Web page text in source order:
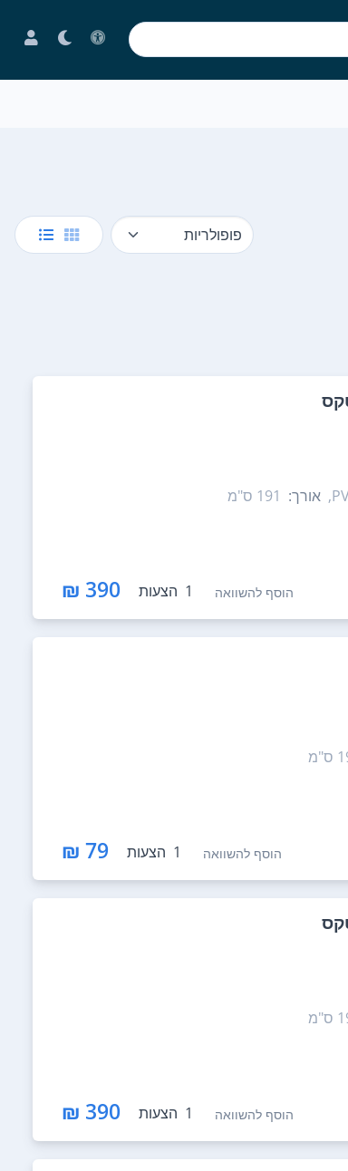
אורך: 191‏ ס"מ
הוסף להשוואה 1 הצעות 390 ₪
הוסף להשוואה 1 הצעות 79 ₪
הוסף להשוואה 1 הצעות 390 ₪